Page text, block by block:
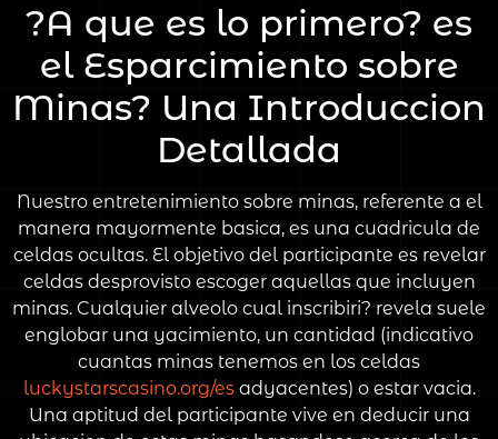
?A que es lo primero? es
el Esparcimiento sobre
Minas? Una Introduccion
Detallada
Nuestro entretenimiento sobre minas, referente a el
manera mayormente basica, es una cuadricula de
celdas ocultas. El objetivo del participante es revelar
celdas desprovisto escoger aquellas que incluyen
minas. Cualquier alveolo cual inscribiri? revela suele
englobar una yacimiento, un cantidad (indicativo
cuantas minas tenemos en los celdas
luckystarscasino.org/esadyacentes) o estar vacia.
Una aptitud del participante vive en deducir una